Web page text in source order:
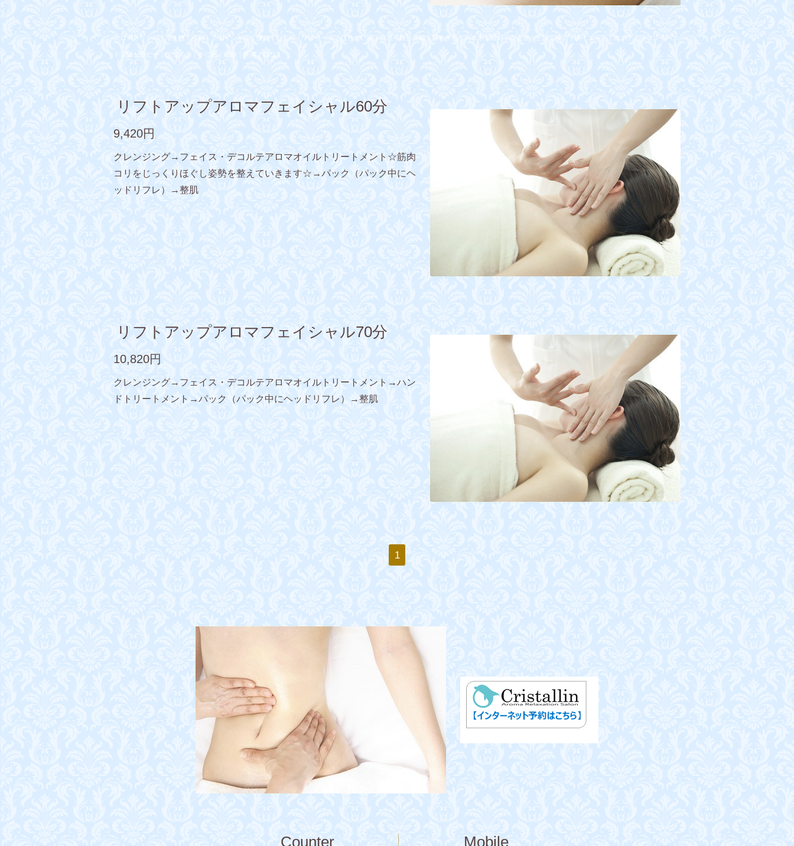
アロマ｜リンパ｜冷え性｜小顔｜フェイシャル｜痩身｜むくみ｜マッサージ｜ほうれい線｜目黒｜白金高輪｜麻布十番｜六本木｜田町｜白金台｜三田｜疲労｜ダイエット｜エステ｜リフレ｜バス
ト｜腸セラピー｜デコルテ｜小じわ｜乾燥｜美脚｜口コミ
リフトアップアロマフェイシャル60分
9,420円
クレンジング→フェイス・デコルテアロマオイルトリートメント☆筋肉
コリをじっくりほぐし姿勢を整えていきます☆→パック（パック中にヘ
ッドリフレ）→整肌
リフトアップアロマフェイシャル70分
10,820円
クレンジング→フェイス・デコルテアロマオイルトリートメント→ハン
ドトリートメント→パック（パック中にヘッドリフレ）→整肌
1
Counter Mobile